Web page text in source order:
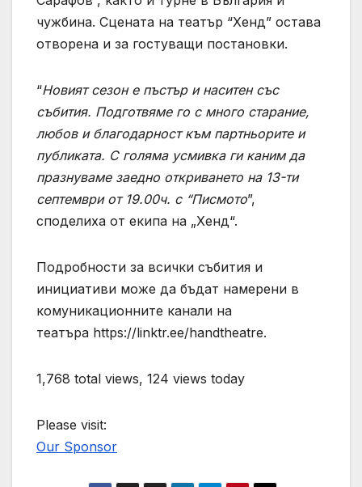
чужбина. Сцената на театър “Хенд” остава
отворена и за гостуващи постановки.
“Новият сезон е пъстър и наситен със
събития. Подготвяме го с много старание,
любов и благодарност към партньорите и
публиката. С голяма усмивка ги каним да
празнуваме заедно откриването на 13-ти
септември от 19.00ч. с “Писмото”,
споделиха от екипа на „Хенд“.
Подробности за всички събития и
инициативи може да бъдат намерени в
комуникационните канали на
театъра https://linktr.ee/handtheatre.
1,768 total views, 124 views today
Please visit:
Our Sponsor